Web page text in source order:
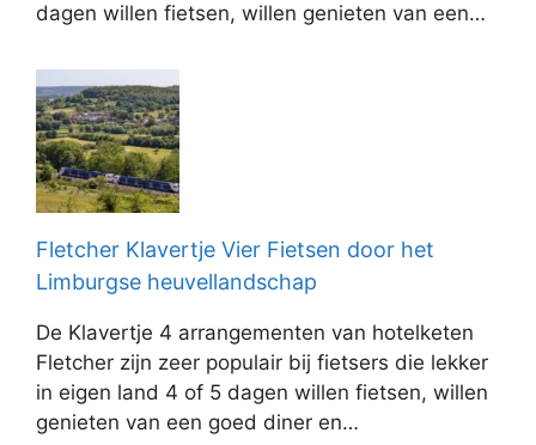
dagen willen fietsen, willen genieten van een…
Fletcher Klavertje Vier Fietsen door het
Limburgse heuvellandschap
De Klavertje 4 arrangementen van hotelketen
Fletcher zijn zeer populair bij fietsers die lekker
in eigen land 4 of 5 dagen willen fietsen, willen
genieten van een goed diner en…